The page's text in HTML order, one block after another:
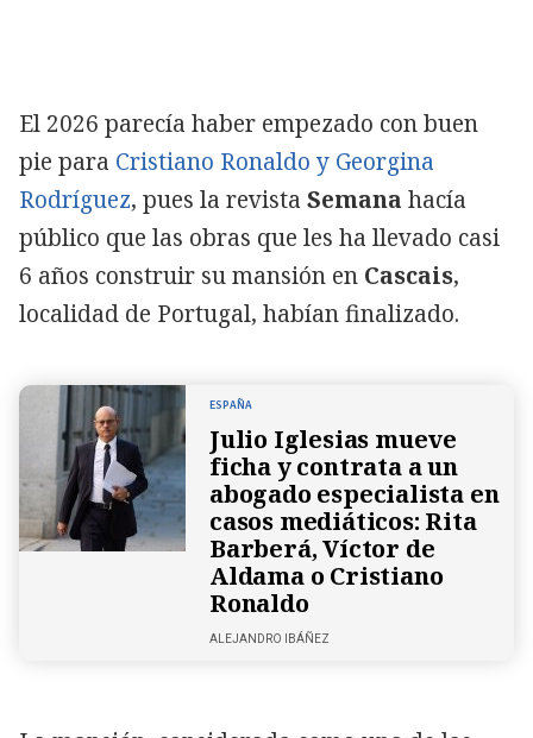
El 2026 parecía haber empezado con buen
pie para Cristiano Ronaldo y Georgina
Rodríguez, pues la revista Semana hacía
público que las obras que les ha llevado casi
6 años construir su mansión en Cascais,
localidad de Portugal, habían finalizado.
ESPAÑA
Julio Iglesias mueve
ficha y contrata a un
abogado especialista en
casos mediáticos: Rita
Barberá, Víctor de
Aldama o Cristiano
Ronaldo
ALEJANDRO IBÁÑEZ